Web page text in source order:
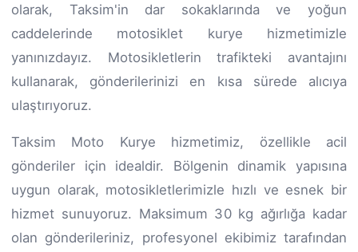
olarak, Taksim'in dar sokaklarında ve yoğun
caddelerinde motosiklet kurye hizmetimizle
yanınızdayız. Motosikletlerin trafikteki avantajını
kullanarak, gönderilerinizi en kısa sürede alıcıya
ulaştırıyoruz.
Taksim Moto Kurye hizmetimiz, özellikle acil
gönderiler için idealdir. Bölgenin dinamik yapısına
uygun olarak, motosikletlerimizle hızlı ve esnek bir
hizmet sunuyoruz. Maksimum 30 kg ağırlığa kadar
olan gönderileriniz, profesyonel ekibimiz tarafından